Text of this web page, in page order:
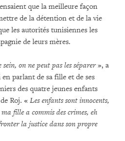
que la meilleure façon
de la détention et de la vie
les autorités tunisiennes les
de leurs mères.
on ne peut pas les séparer», a
parlant de sa fille et de ses
des quatre jeunes enfants
Roj. « Les enfants sont innocents,
fille a commis des crimes, eh
la justice dans son propre